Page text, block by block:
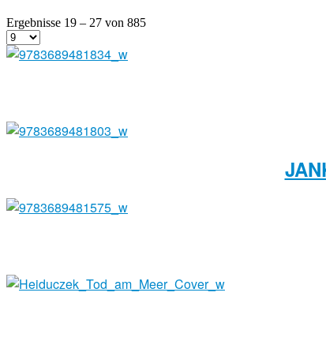
Ergebnisse 19 – 27 von 885